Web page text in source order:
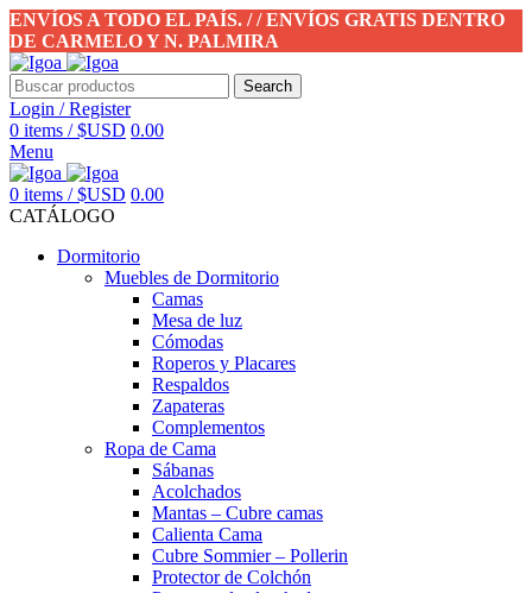
ENVÍOS A TODO EL PAÍS. / / ENVÍOS GRATIS DENTRO
DE CARMELO Y N. PALMIRA
Search
Login / Register
0 items / $USD 0.00
Menu
0 items / $USD 0.00
CATÁLOGO
Dormitorio
Muebles de Dormitorio
Camas
Mesa de luz
Cómodas
Roperos y Placares
Respaldos
Zapateras
Complementos
Ropa de Cama
Sábanas
Acolchados
Mantas – Cubre camas
Calienta Cama
Cubre Sommier – Pollerin
Protector de Colchón